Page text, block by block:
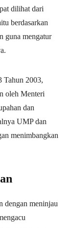
dilihat dari
berdasarkan
guna mengatur
Tahun 2003,
oleh Menteri
dan
UMP dan
menimbangkan
dengan meninjau